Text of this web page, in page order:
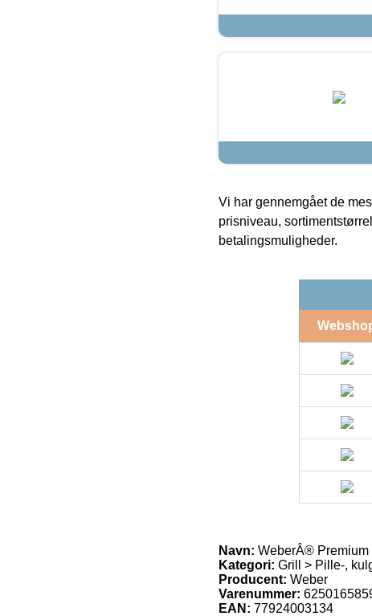
Vi har gennemgået de
prisniveau,
betalingsmuligheder.
Navn: WeberÂ®
Kategori: Grill > Pille-,
Producent: Weber
Varenummer:
EAN: 77924003134